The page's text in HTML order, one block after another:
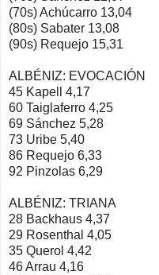
(70s) Achúcarro 13,04
(80s) Sabater 13,08
(90s) Requejo 15,31
ALBÉNIZ: EVOCACIÓN
45 Kapell 4,17
60 Taiglaferro 4,25
69 Sánchez 5,28
73 Uribe 5,40
86 Requejo 6,33
92 Pinzolas 6,29
ALBÉNIZ: TRIANA
28 Backhaus 4,37
29 Rosenthal 4,05
35 Querol 4,42
46 Arrau 4,16